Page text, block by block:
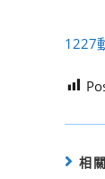
1227
相